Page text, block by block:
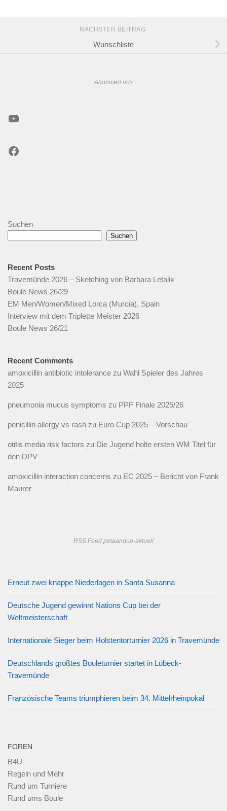
NÄCHSTER BEITRAG
Wunschliste
Abonniert uns
YouTube
Facebook
Suchen
Suchen
Recent Posts
Travemünde 2026 – Sketching von Barbara Letalik
Boule News 26/29
EM Men/Women/Mixed Lorca (Murcia), Spain
Interview mit dem Triplette Meister 2026
Boule News 26/21
Recent Comments
amoxicillin antibiotic intolerance zu Wahl Spieler des Jahres
2025
pneumonia mucus symptoms zu PPF Finale 2025/26
penicillin allergy vs rash zu Euro Cup 2025 – Vorschau
otitis media risk factors zu Die Jugend holte ersten WM Titel für
den DPV
amoxicillin interaction concerns zu EC 2025 – Bericht von Frank
Maurer
RSS Feed petaanque-aktuell
Erneut zwei knappe Niederlagen in Santa Susanna
Deutsche Jugend gewinnt Nations Cup bei der
Weltmeisterschaft
Internationale Sieger beim Holstentorturnier 2026 in Travemünde
Deutschlands größtes Bouleturnier startet in Lübeck-
Travemünde
Französische Teams triumphieren beim 34. Mittelrheinpokal
FOREN
B4U
Regeln und Mehr
Rund um Turniere
Rund ums Boule